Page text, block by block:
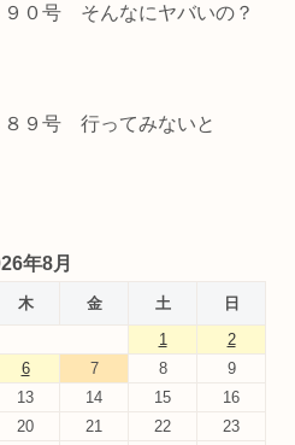
９０号 そんなにヤバいの？
８９号 行ってみないと
年8月
木 金 土
日
1
2
6 7 8
9
13 14 15
16
20 21 22
23